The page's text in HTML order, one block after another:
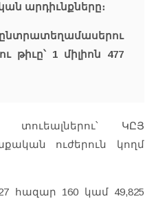
արդիւնքները։
թիւը՝ 1 միլիոն 477
ԿԸՅ
ուժերուն կողմ
հազար 160 կամ 49,825